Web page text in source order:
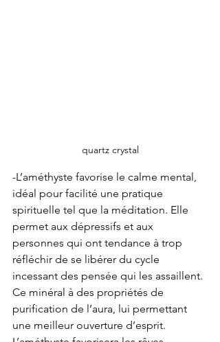
quartz crystal
-L’améthyste favorise le calme mental,
idéal pour facilité une pratique
spirituelle tel que la méditation. Elle
permet aux dépressifs et aux
personnes qui ont tendance à trop
réfléchir de se libérer du cycle
incessant des pensée qui les assaillent.
Ce minéral à des propriétés de
purification de l’aura, lui permettant
une meilleur ouverture d’esprit.